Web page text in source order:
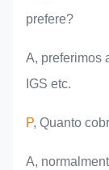
prefere?
A, preferimos
IGS etc.
P, Quanto
A,